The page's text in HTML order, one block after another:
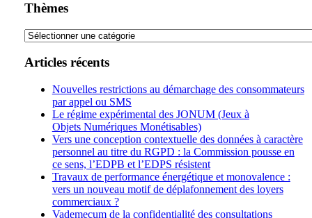
Thèmes
Thèmes
Articles récents
Nouvelles restrictions au démarchage des consommateurs
par appel ou SMS
Le régime expérimental des JONUM (Jeux à
Objets Numériques Monétisables)
Vers une conception contextuelle des données à caractère
personnel au titre du RGPD : la Commission pousse en
ce sens, l’EDPB et l’EDPS résistent
Travaux de performance énergétique et monovalence :
vers un nouveau motif de déplafonnement des loyers
commerciaux ?
Vademecum de la confidentialité des consultations